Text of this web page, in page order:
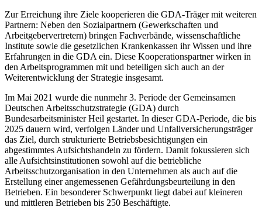
Zur Erreichung ihre Ziele kooperieren die GDA-Träger mit weiteren
Partnern: Neben den Sozialpartnern (Gewerkschaften und
Arbeitgebervertretern) bringen Fachverbände, wissenschaftliche
Institute sowie die gesetzlichen Krankenkassen ihr Wissen und ihre
Erfahrungen in die GDA ein. Diese Kooperationspartner wirken in
den Arbeitsprogrammen mit und beteiligen sich auch an der
Weiterentwicklung der Strategie insgesamt.
Im Mai 2021 wurde die nunmehr 3. Periode der Gemeinsamen
Deutschen Arbeitsschutzstrategie (GDA) durch
Bundesarbeitsminister Heil gestartet. In dieser GDA-Periode, die bis
2025 dauern wird, verfolgen Länder und Unfallversicherungsträger
das Ziel, durch strukturierte Betriebsbesichtigungen ein
abgestimmtes Aufsichtshandeln zu fördern. Damit fokussieren sich
alle Aufsichtsinstitutionen sowohl auf die betriebliche
Arbeitsschutzorganisation in den Unternehmen als auch auf die
Erstellung einer angemessenen Gefährdungsbeurteilung in den
Betrieben. Ein besonderer Schwerpunkt liegt dabei auf kleineren
und mittleren Betrieben bis 250 Beschäftigte.